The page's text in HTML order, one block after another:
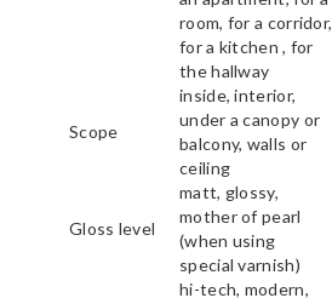
room, for a corridor,
for a kitchen , for
the hallway
Scope
inside, interior,
under a canopy or
balcony, walls or
ceiling
Gloss level
matt, glossy,
mother of pearl
(when using
special varnish)
hi-tech, modern,